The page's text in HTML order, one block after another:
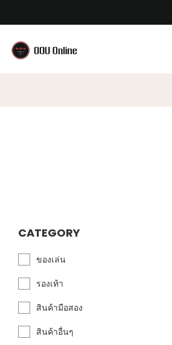
CATEGORY
ของเล่น
รองเท้า
สินค้ามือสอง
สินค้าอื่นๆ